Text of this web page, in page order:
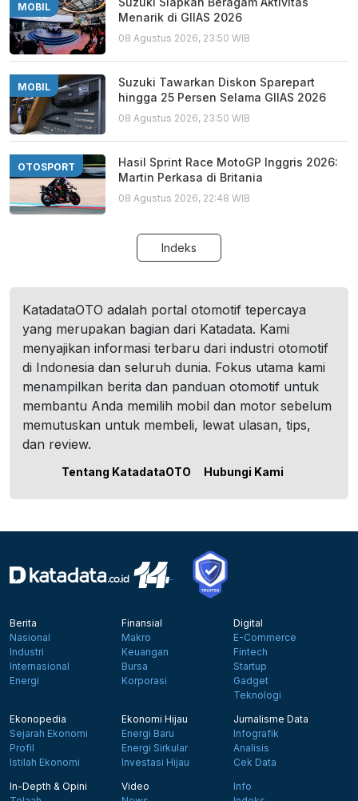
MOBIL
Menarik di GIIAS 2026
08 Agustus 2026, 23:50 WIB
MOBIL
Suzuki Tawarkan Diskon Sparepart
hingga 25 Persen Selama GIIAS 2026
08 Agustus 2026, 23:50 WIB
OTOSPORT
Hasil Sprint Race MotoGP Inggris 2026:
Martin Perkasa di Britania
08 Agustus 2026, 22:48 WIB
Indeks
KatadataOTO adalah portal otomotif tepercaya
yang merupakan bagian dari Katadata. Kami
menyajikan informasi terbaru dari industri otomotif
di Indonesia dan seluruh dunia. Fokus utama kami
menampilkan berita dan panduan otomotif untuk
membantu Anda memilih mobil dan motor sebelum
memutuskan untuk membeli, lewat ulasan, tips,
dan review.
Tentang KatadataOTO Hubungi Kami
Berita
Nasional
Industri
Internasional
Energi
Finansial
Makro
Keuangan
Bursa
Korporasi
Digital
E-Commerce
Fintech
Startup
Gadget
Teknologi
Ekonopedia
Sejarah Ekonomi
Profil
Istilah Ekonomi
Ekonomi Hijau
Energi Baru
Energi Sirkular
Investasi Hijau
Jurnalisme Data
Infografik
Analisis
Cek Data
In-Depth & Opini
Video
Info